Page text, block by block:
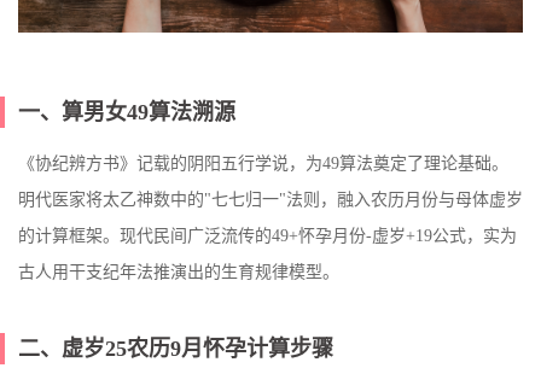
一、算男女49算法溯源
《协纪辨方书》记载的阴阳五行学说，为49算法奠定了理论基础。
明代医家将太乙神数中的"七七归一"法则，融入农历月份与母体虚岁
的计算框架。现代民间广泛流传的49+怀孕月份-虚岁+19公式，实为
古人用干支纪年法推演出的生育规律模型。
二、虚岁25农历9月怀孕计算步骤